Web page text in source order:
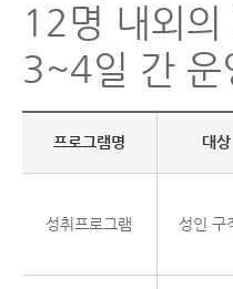
12명 내외
3~4일 간 운
프로그램명 대상
성취프로그램 성인 구